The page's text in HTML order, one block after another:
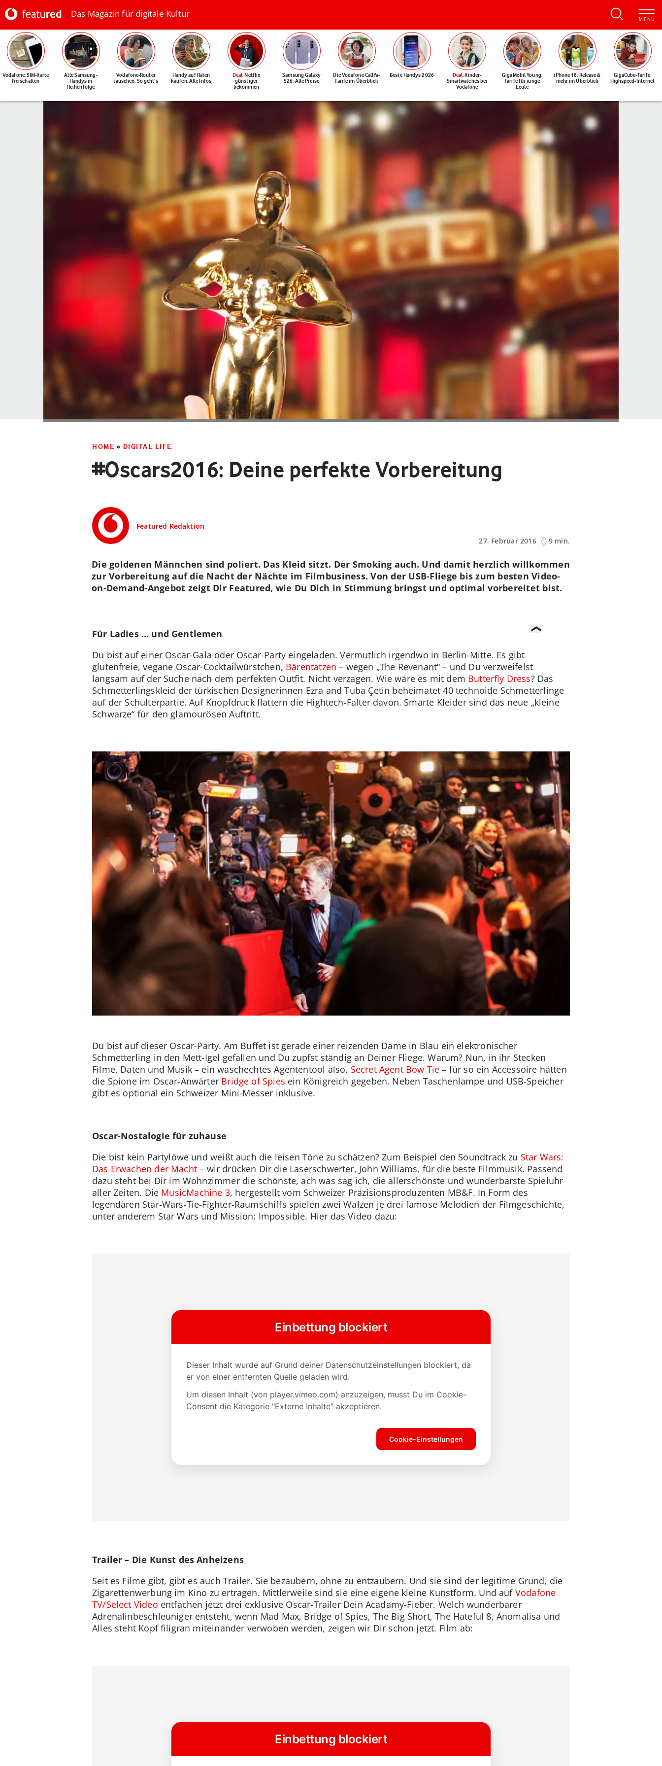
Das Magazin für digitale Kultur
Vodafone: SIM-Karte
freischalten
Alle Samsung-
Handys in
Reihenfolge
Vodafone-Router
tauschen: So geht's
Handy auf Raten
kaufen: Alle Infos
Deal: Netflix
günstiger
bekommen
Samsung Galaxy
S26: Alle Preise
Die Vodafone CallYa-
Tarife im Überblick
Beste Handys 2026 Deal: Kinder-
Smartwatches bei
Vodafone
GigaMobil Young:
Tarife für junge
Leute
iPhone 18: Release &
mehr im Überblick
GigaCube-Tarife:
Highspeed-Internet
HOME » DIGITAL LIFE
#Oscars2016: Deine perfekte Vorbereitung
Featured Redaktion
27. Februar 2016
9 min.
Die goldenen Männchen sind poliert. Das Kleid sitzt. Der Smoking auch. Und damit herzlich willkommen
zur Vorbereitung auf die Nacht der Nächte im Filmbusiness. Von der USB-Fliege bis zum besten Video-
on-Demand-Angebot zeigt Dir Featured, wie Du Dich in Stimmung bringst und optimal vorbereitet bist.
Für Ladies … und Gentlemen
Du bist auf einer Oscar-Gala oder Oscar-Party eingeladen. Vermutlich irgendwo in Berlin-Mitte. Es gibt
glutenfreie, vegane Oscar-Cocktailwürstchen, Bärentatzen – wegen „The Revenant“ – und Du verzweifelst
langsam auf der Suche nach dem perfekten Outfit. Nicht verzagen. Wie wäre es mit dem Butterfly Dress? Das
Schmetterlingskleid der türkischen Designerinnen Ezra and Tuba Çetin beheimatet 40 technoide Schmetterlinge
auf der Schulterpartie. Auf Knopfdruck flattern die Hightech-Falter davon. Smarte Kleider sind das neue „kleine
Schwarze“ für den glamourösen Auftritt.
Du bist auf dieser Oscar-Party. Am Buffet ist gerade einer reizenden Dame in Blau ein elektronischer
Schmetterling in den Mett-Igel gefallen und Du zupfst ständig an Deiner Fliege. Warum? Nun, in ihr Stecken
Filme, Daten und Musik – ein waschechtes Agententool also. Secret Agent Bow Tie – für so ein Accessoire hätten
die Spione im Oscar-Anwärter Bridge of Spies ein Königreich gegeben. Neben Taschenlampe und USB-Speicher
gibt es optional ein Schweizer Mini-Messer inklusive.
Oscar-Nostalogie für zuhause
Die bist kein Partylöwe und weißt auch die leisen Töne zu schätzen? Zum Beispiel den Soundtrack zu Star Wars:
Das Erwachen der Macht– wir drücken Dir die Laserschwerter, John Williams, für die beste Filmmusik. Passend
dazu steht bei Dir im Wohnzimmer die schönste, ach was sag ich, die allerschönste und wunderbarste Spieluhr
aller Zeiten. Die MusicMachine 3, hergestellt vom Schweizer Präzisionsproduzenten MB&F. In Form des
legendären Star-Wars-Tie-Fighter-Raumschiffs spielen zwei Walzen je drei famose Melodien der Filmgeschichte,
unter anderem Star Wars und Mission: Impossible. Hier das Video dazu:
Trailer – Die Kunst des Anheizens
Seit es Filme gibt, gibt es auch Trailer. Sie bezaubern, ohne zu entzaubern. Und sie sind der legitime Grund, die
Zigarettenwerbung im Kino zu ertragen. Mittlerweile sind sie eine eigene kleine Kunstform. Und auf Vodafone
TV/Select Video entfachen jetzt drei exklusive Oscar-Trailer Dein Acadamy-Fieber. Welch wunderbarer
Adrenalinbeschleuniger entsteht, wenn Mad Max, Bridge of Spies, The Big Short, The Hateful 8, Anomalisa und
Alles steht Kopf filigran miteinander verwoben werden, zeigen wir Dir schon jetzt. Film ab: